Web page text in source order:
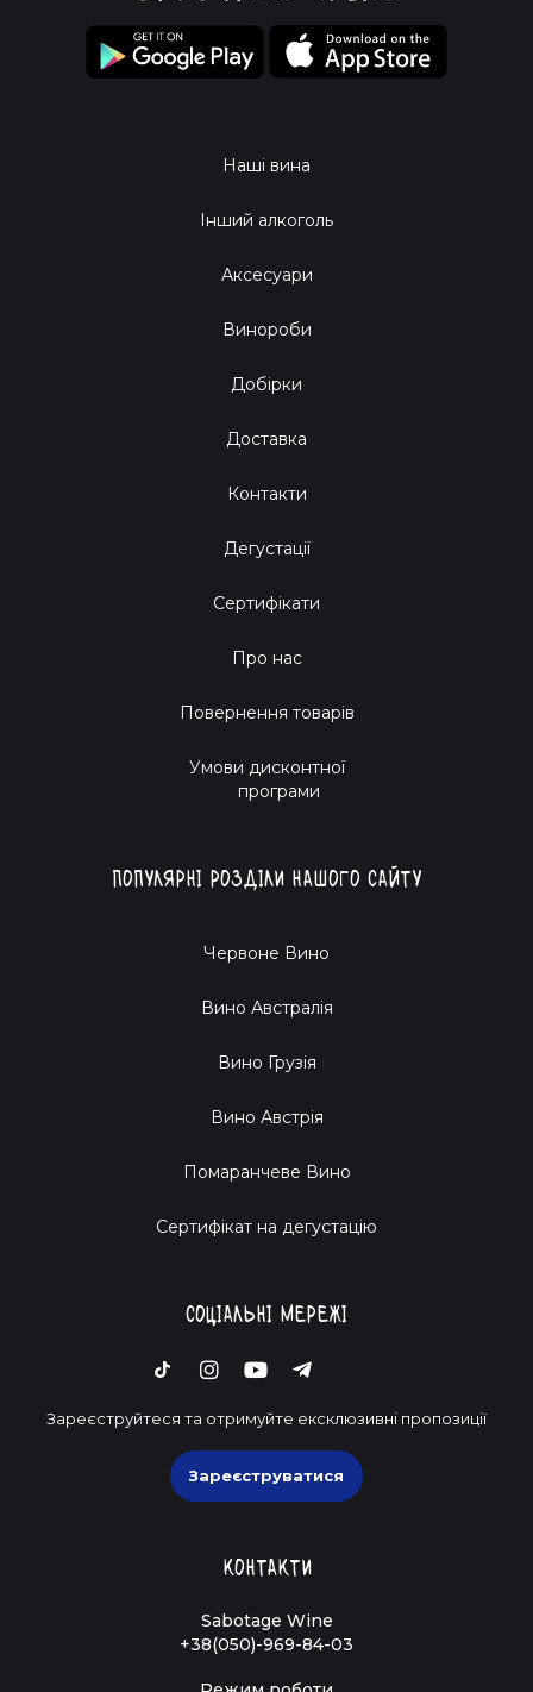
Наші вина
Інший алкоголь
Аксесуари
Винороби
Добірки
Доставка
Контакти
Дегустації
Сертифікати
Про нас
Повернення товарів
Умови дисконтної
програми
Популярні розділи нашого сайту
Червоне Вино
Вино Австралія
Вино Грузія
Вино Австрія
Помаранчеве Вино
Cертифікат на дегустацію
Соціальні мережі
Зареєструйтеся та отримуйте ексклюзивні пропозиції
Зареєструватися
Контакти
Sabotage Wine
+38(050)-969-84-03